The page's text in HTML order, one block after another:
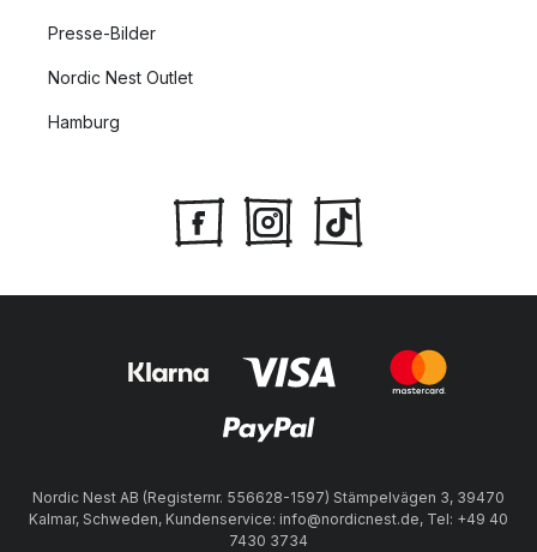
Presse-Bilder
Nordic Nest Outlet
Hamburg
Nordic Nest AB (Registernr. 556628-1597) Stämpelvägen 3, 39470
Kalmar, Schweden, Kundenservice: info@nordicnest.de, Tel: +49 40
7430 3734